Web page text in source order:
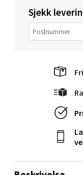
Sjekk
Narvik -
Bolagsgata 1,
Bergen -
Folke